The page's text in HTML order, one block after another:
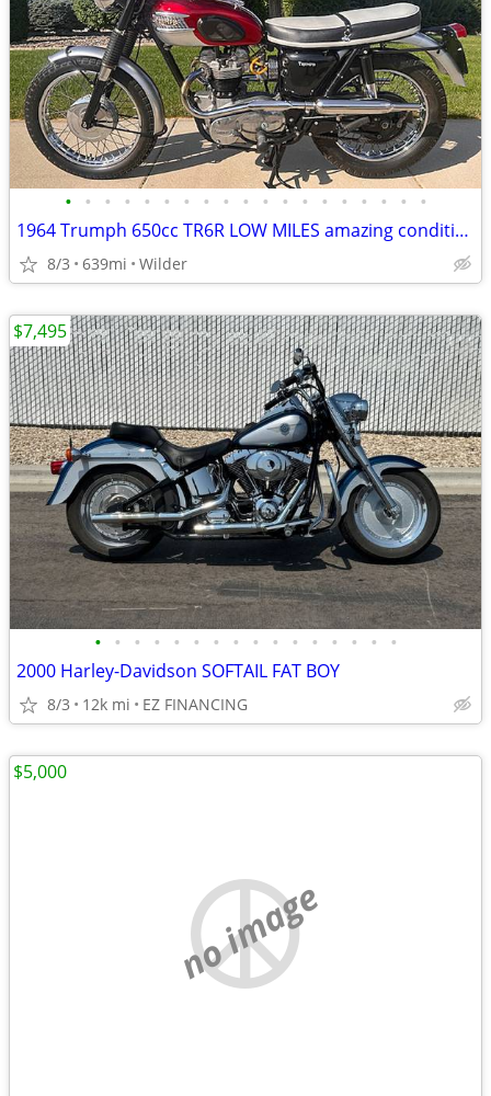
• • • • • • • • • • • • • • • • • • •
1964 Trumph 650cc TR6R LOW MILES amazing condition
8/3 639mi Wilder
• • • • • • • • • • • • • • • •
2000 Harley-Davidson SOFTAIL FAT BOY
8/3 12k mi EZ FINANCING
$7,495
no image
$5,000